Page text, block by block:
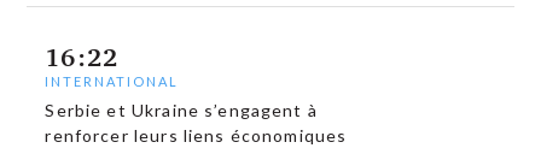
16:22
INTERNATIONAL
Serbie et Ukraine s’engagent à
renforcer leurs liens économiques